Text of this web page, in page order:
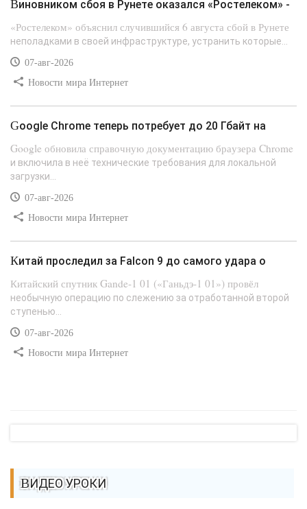
Виновником сбоя в Рунете оказался «Ростелеком» -
«Ростелеком» объяснил случившийся 6 августа сбой в Рунете
неполадками в своей инфраструктуре, устранить которые...
07-авг-2026
Новости мира Интернет
Google Chrome теперь потребует до 20 Гбайт на
Google обновила справочную документацию браузера Chrome
и включила в неё технические требования для локальной
загрузки...
07-авг-2026
Новости мира Интернет
Китай проследил за Falcon 9 до самого удара о
Китайский спутник Gande-1 01 («Ганьдэ-1 01») провёл
необычную операцию по слежению за отработанной второй
ступенью...
07-авг-2026
Новости мира Интернет
ВИДЕО УРОКИ